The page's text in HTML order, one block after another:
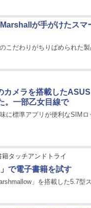
が手がけたスマ
こだわりがちりばめられた製
カメラを搭載した
。一部乙女目線で
に標準アプリが便利なSIM
タッチアンドトライ
で電子書籍を試す
」を搭載した5.7型